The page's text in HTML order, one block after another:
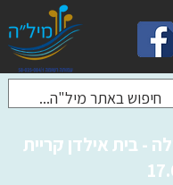
- בית אילדן קריית